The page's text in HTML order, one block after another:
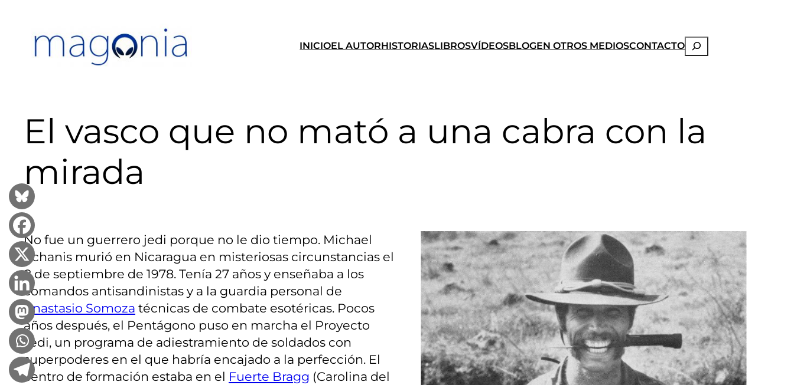
contenido
INICIOEL AUTORHISTORIASLIBROSVÍDEOSBLOGEN OTROS MEDIOSCONTACTOBuscar
El vasco que no mató a una cabra con la
mirada
No fue un guerrero jedi porque no le dio tiempo. Michael
Echanis murió en Nicaragua en misteriosas circunstancias el
8 de septiembre de 1978. Tenía 27 años y enseñaba a los
comandos antisandinistas y a la guardia personal de
Anastasio Somoza técnicas de combate esotéricas. Pocos
años después, el Pentágono puso en marcha el Proyecto
Jedi, un programa de adiestramiento de soldados con
superpoderes en el que habría encajado a la perfección. El
centro de formación estaba en el Fuerte Bragg (Carolina del